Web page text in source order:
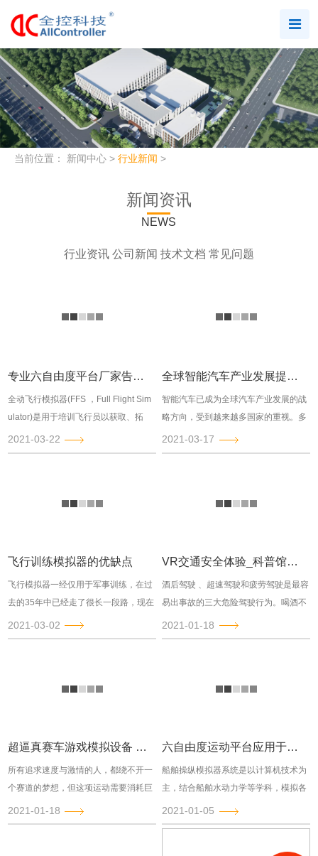
当前位置： 新闻中心> 行业新闻 >
新闻资讯
NEWS
行业资讯 公司新闻 技术文档 常见问题
专业六自由度平台厂家告诉你国内飞行模拟训练行业现状
全动飞行模拟器(FFS ，Full Flight Sim
ulator)是用于培训飞行员以获取、拓
展、保持其飞行技能的飞行...
2021-03-22
全球智能汽车产业发展提速 汽车驾驶模拟器市场潜力巨大
智能汽车已成为全球汽车产业发展的战
略方向，受到越来越多国家的重视。多
国纷纷出台产业政策和法律法规，加大
力度支持自动驾驶等...
2021-03-17
飞行训练模拟器的优缺点
飞行模拟器一经仅用于军事训练，在过
去的35年中已经走了很长一段路，现在
正成为飞行训练学校中更常见的工具。
由于模拟器的成本...
2021-03-02
VR交通安全体验_科普馆疲劳驾驶VR体验
酒后驾驶 、超速驾驶和疲劳驾驶是最容
易出事故的三大危险驾驶行为。喝酒不
开车，开车不喝酒其实不难，难的是防
范始料未及的情况...
2021-01-18
超逼真赛车游戏模拟设备 动感赛车模拟器
所有追求速度与激情的人，都绕不开一
个赛道的梦想，但这项运动需要消耗巨
大时间、金钱成本，且风险较大，不是
每一个人都有机会参...
2021-01-18
六自由度运动平台应用于航海模拟教学的意义
船舶操纵模拟器系统是以计算机技术为
主，结合船舶水动力学等学科，模拟各
种海区和海况、各种类型船舶及其控制
系统，达到模拟仿真...
2021-01-05